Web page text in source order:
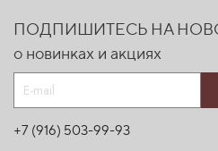
ПОДПИШИТЕСЬ НА
о новинках и акциях
+7 (916) 503-99-93